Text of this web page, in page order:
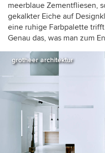
meerblaue Zementfliesen,
gekalkter Eiche auf
eine ruhige Farbpalette
Genau das, was man zum
grotheer architektur